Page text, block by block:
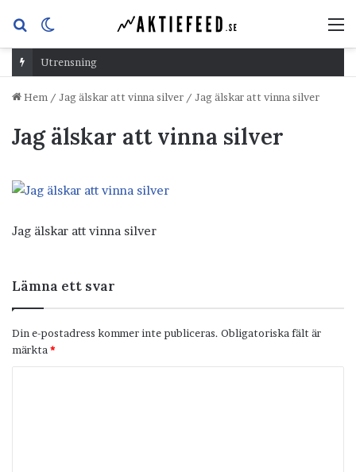
Sök
efterskin
Utrensning
Hem / Jag älskar att vinna silver / Jag älskar att vinna silver
Jag älskar att vinna silver
Jag älskar att vinna silver
Lämna ett svar
Din e-postadress kommer inte publiceras. Obligatoriska fält är
märkta *